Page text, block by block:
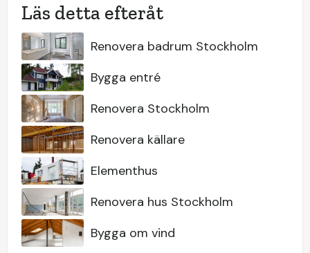
Läs detta efteråt
Renovera badrum Stockholm
Bygga entré
Renovera Stockholm
Renovera källare
Elementhus
Renovera hus Stockholm
Bygga om vind